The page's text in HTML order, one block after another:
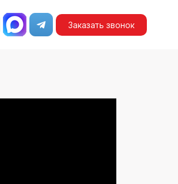
Заказать звонок